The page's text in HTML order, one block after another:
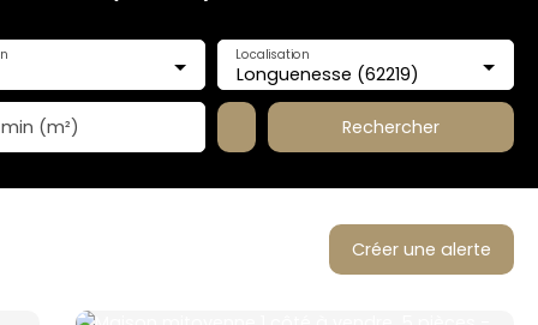
Longuenesse (62219)
Localisation
(m²) Rechercher
Créer une alerte